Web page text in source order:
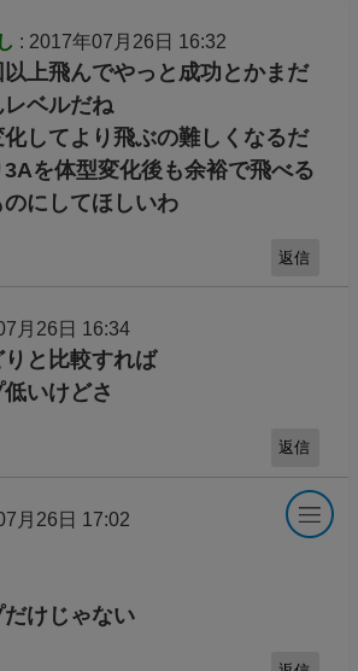
: 2017年07月26日 16:32
上飛んでやっと成功とかまだ
ベルだね
してより飛ぶの難しくなるだ
を体型変化後も余裕で飛べる
にしてほしいわ
返信
月26日 16:34
と比較すれば
いけどさ
返信
月26日 17:02
けじゃない